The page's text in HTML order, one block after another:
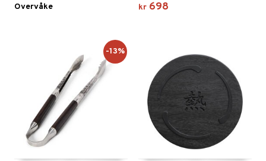
Overvåke kr 698
-13%